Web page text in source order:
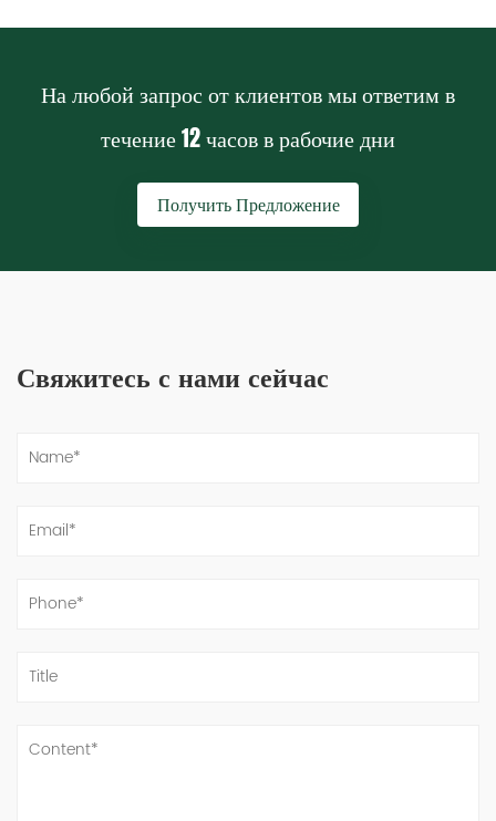
На любой запрос от клиентов мы ответим в
течение12 часовв рабочие дни
Получить Предложение
Свяжитесь с нами сейчас
Jan 24, 2023